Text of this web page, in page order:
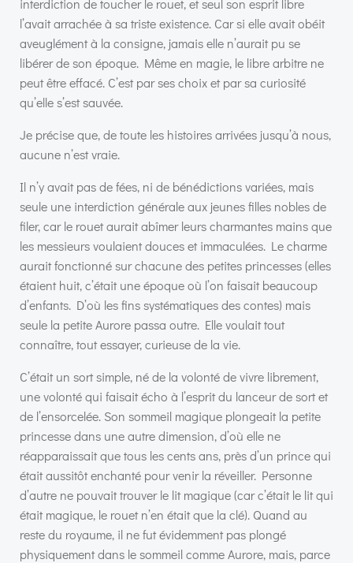
interdiction de toucher le rouet, et seul son esprit libre
l’avait arrachée à sa triste existence. Car si elle avait obéit
aveuglément à la consigne, jamais elle n’aurait pu se
libérer de son époque. Même en magie, le libre arbitre ne
peut être effacé. C’est par ses choix et par sa curiosité
qu’elle s’est sauvée.
Je précise que, de toute les histoires arrivées jusqu’à nous,
aucune n’est vraie.
Il n’y avait pas de fées, ni de bénédictions variées, mais
seule une interdiction générale aux jeunes filles nobles de
filer, car le rouet aurait abîmer leurs charmantes mains que
les messieurs voulaient douces et immaculées. Le charme
aurait fonctionné sur chacune des petites princesses (elles
étaient huit, c’était une époque où l’on faisait beaucoup
d’enfants. D’où les fins systématiques des contes) mais
seule la petite Aurore passa outre. Elle voulait tout
connaître, tout essayer, curieuse de la vie.
C’était un sort simple, né de la volonté de vivre librement,
une volonté qui faisait écho à l’esprit du lanceur de sort et
de l’ensorcelée. Son sommeil magique plongeait la petite
princesse dans une autre dimension, d’où elle ne
réapparaissait que tous les cents ans, près d’un prince qui
était aussitôt enchanté pour venir la réveiller. Personne
d’autre ne pouvait trouver le lit magique (car c’était le lit qui
était magique, le rouet n’en était que la clé). Quand au
reste du royaume, il ne fut évidemment pas plongé
physiquement dans le sommeil comme Aurore, mais, parce